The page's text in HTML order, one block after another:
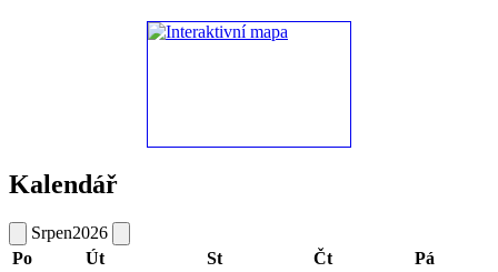
Kalendář
Srpen2026
Po
Út St Čt Pá